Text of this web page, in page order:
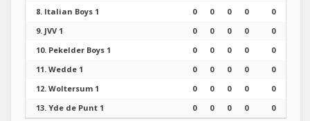
8. Italian Boys 1 0 0 0 0
0
9. JVV 1 0 0 0 0
0
10. Pekelder Boys 1 0 0 0 0
0
11. Wedde 1 0 0 0 0
0
12. Woltersum 1 0 0 0 0
0
13. Yde de Punt 1 0 0 0 0 0